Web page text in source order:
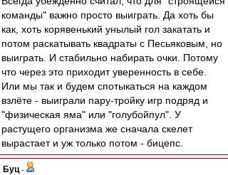
команды" важно просто выиграть. Да хоть бы
как, хоть корявенький унылый гол закатать и
потом раскатывать квадраты с Песьяковым, но
выиграть. И стабильно набирать очки. Потому
что через это приходит уверенность в себе.
Или мы так и будем спотыкаться на каждом
взлёте - выиграли пару-тройку игр подряд и
"физическая яма" или "голубойпул". У
растущего организма же сначала скелет
вырастает и уж только потом - бицепс.
Буц -